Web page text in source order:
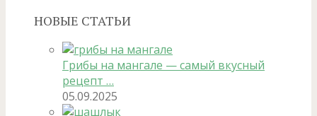
НОВЫЕ СТАТЬИ
Грибы на мангале — самый вкусный
рецепт …
05.09.2025